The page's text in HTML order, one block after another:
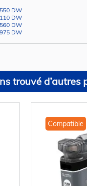
DW
DW
DW
DW
trouvé
Compatible